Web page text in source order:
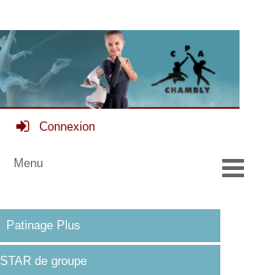
Connexion
Patinage Plus
STAR de groupe